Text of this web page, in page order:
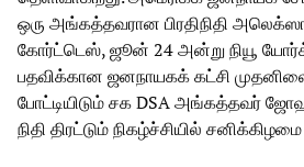
ஒரு அங்கத்தவரான பிரதிநிதி
கோர்ட்டெஸ், ஜூன் 24 அன்று நியூ
பதவிக்கான ஜனநாயகக் கட்சி
போட்டியிடும் சக DSA அங்கத்தவர்
நிதி திரட்டும் நிகழ்ச்சியில்